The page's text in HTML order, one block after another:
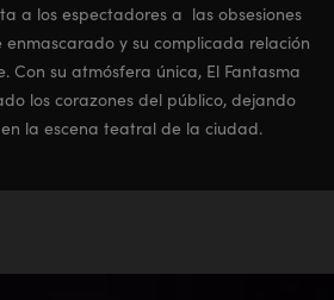
a los espectadores a las obsesiones
y su complicada relación
Con su atmósfera única, El Fantasma
los corazones del público, dejando
la escena teatral de la ciudad.